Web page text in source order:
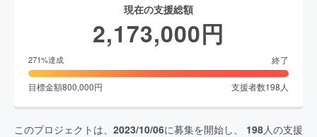
現在の支援総額
2,173,000円
271%達成 終了
目標金額800,000円 支援者数198 人
このプロジェクトは、 2023/10/06に募集を開始し、 198人の支援